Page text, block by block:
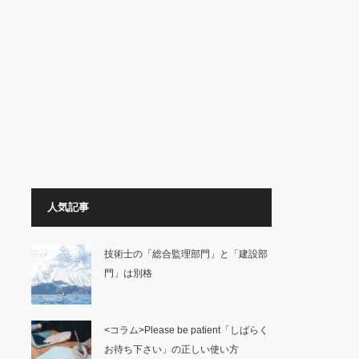
人気記事
技術士の「総合監理部門」と「建設部
門」は別格
<コラム>Please be patient「しばらく
お待ち下さい」の正しい使い方